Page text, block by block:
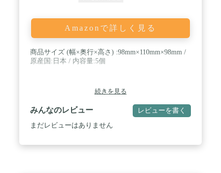
Amazonで詳しく見る
商品サイズ (幅×奥行×高さ) :98mm×110mm×98mm /
原産国:日本 / 内容量:5個
続きを見る
みんなのレビュー レビューを書く
まだレビューはありません